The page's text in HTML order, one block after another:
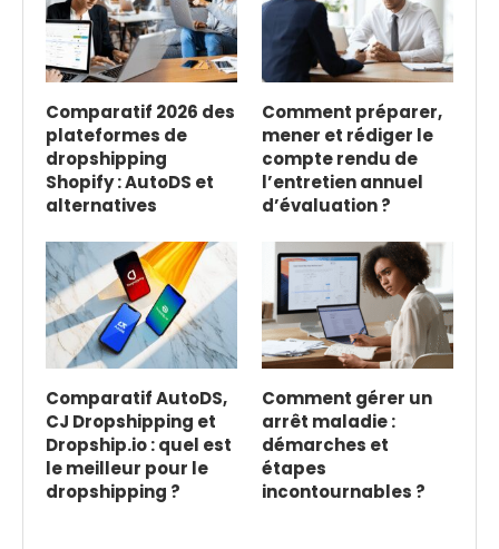
Comparatif 2026 des
plateformes de
dropshipping
Shopify : AutoDS et
alternatives
Comment préparer,
mener et rédiger le
compte rendu de
l’entretien annuel
d’évaluation ?
Comparatif AutoDS,
CJ Dropshipping et
Dropship.io : quel est
le meilleur pour le
dropshipping ?
Comment gérer un
arrêt maladie :
démarches et
étapes
incontournables ?